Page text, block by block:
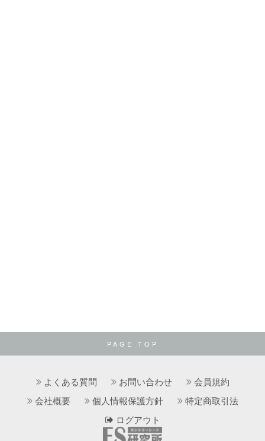
PAGE TOP
よくある質問 お問い合わせ
会員規約
会社概要
個人情報保護方針
特定商取引法
ログアウト